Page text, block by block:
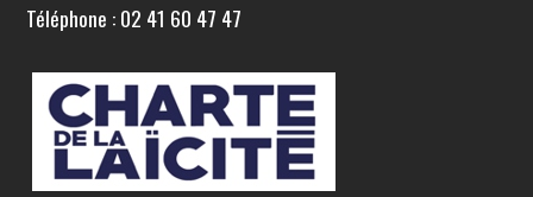
Téléphone : 02 41 60 47 47